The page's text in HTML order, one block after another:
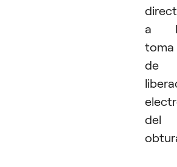
a
toma
de
del